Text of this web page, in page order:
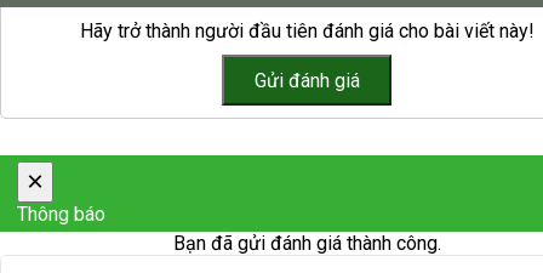
Hãy trở thành người đầu tiên đánh giá cho bài viết này!
×
Thông báo
Bạn đã gửi đánh giá thành công.